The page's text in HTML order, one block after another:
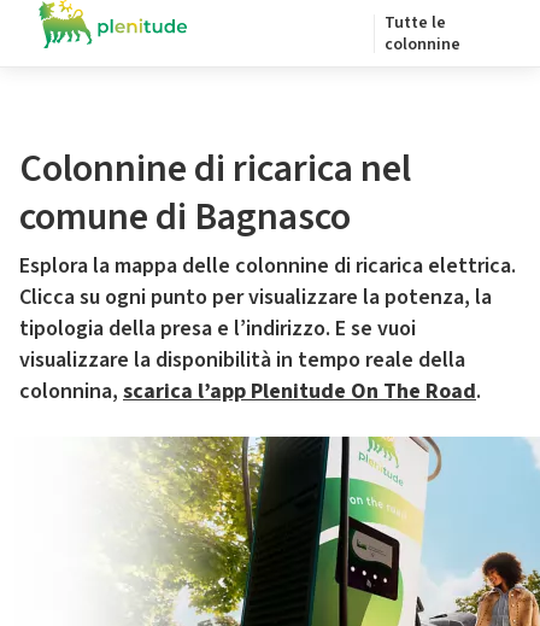
Tutte le
colonnine
Colonnine di ricarica nel
comune di Bagnasco
Esplora la mappa delle colonnine di ricarica elettrica.
Clicca su ogni punto per visualizzare la potenza, la
tipologia della presa e l’indirizzo. E se vuoi
visualizzare la disponibilità in tempo reale della
colonnina, scarica l’app Plenitude On The Road.